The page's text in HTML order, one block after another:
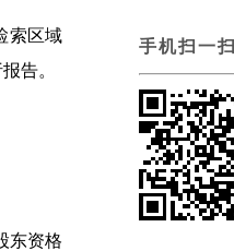
索区域
告。
东资格
手机扫一扫